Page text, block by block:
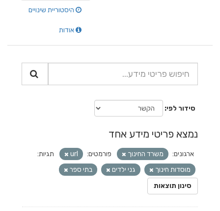
היסטוריית שינויים
אודות
סידור לפי
נמצא פריטי מידע אחד
ארגונים: משרד החינוך פורמטים: url
תגיות:
מוסדות חינוך
גני ילדים
בתי ספר
סינון תוצאות